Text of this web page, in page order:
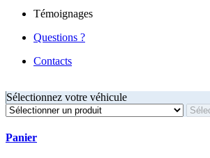
Témoignages
Questions ?
Contacts
Sélectionnez votre véhicule
Panier